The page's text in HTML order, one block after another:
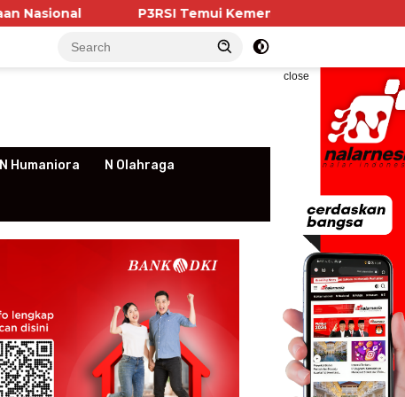
P3RSI Temui Kementerian PKP, Pengurus
close
N Humaniora N Olahraga